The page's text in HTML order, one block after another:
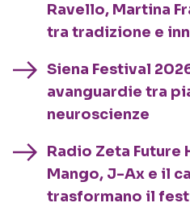
Ravello, Martina
tra tradizione e
Siena Festival
avanguardie tra
neuroscienze
Radio Zeta Future
Mango, J-Ax e il
trasformano il